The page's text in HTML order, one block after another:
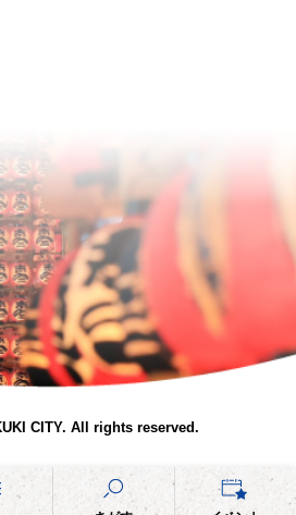
CITY. All rights reserved.